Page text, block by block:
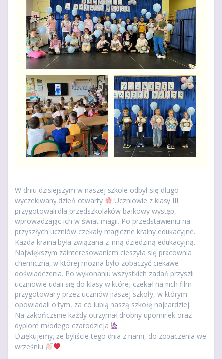
W dniu dzisiejszym w naszej szkole odbył się długo
wyczekiwany dzień otwarty
Uczniowie z klasy III
przygotowali dla przedszkolaków bajkowy występ,
wprowadzając ich w świat magii. Po przedstawieniu na
przyszłych uczniów czekały magiczne krainy edukacyjne.
Każda kraina była związana z inną dziedziną edukacyjną.
Największym zainteresowaniem cieszyła się pracownia
chemiczna, w której można było zobaczyć ciekawe
doświadczenia. Po wykonaniu wszystkich zadań przyszli
uczniowie udali się do klasy w której czekał na nich film
przygotowany przez uczniów naszej szkoły, w którym
opowiadali o tym, za co lubią naszą szkołę najbardziej.
Na zakończenie każdy otrzymał drobny upominek oraz
dyplom młodego czarodzieja
Dziękujemy, że byliście tego dnia z nami, do zobaczenia we
wrześniu